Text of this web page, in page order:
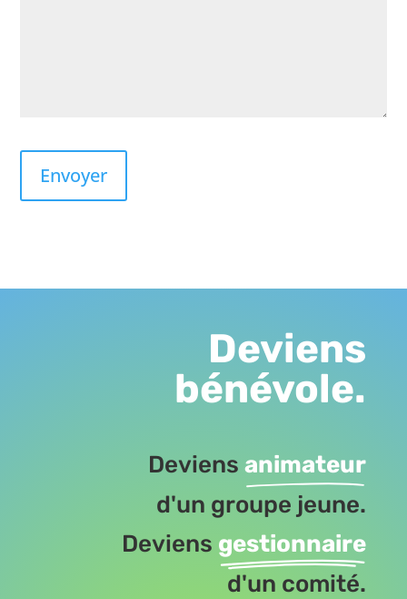
Deviens
bénévole.
Deviensanimateur
d'un groupe jeune.
Deviens gestionnaire
d'un comité.